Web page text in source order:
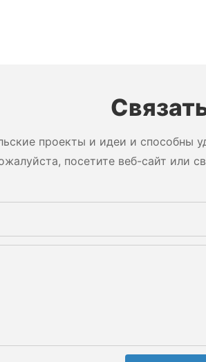
проекты и идеи и способны
посетите веб-сайт или